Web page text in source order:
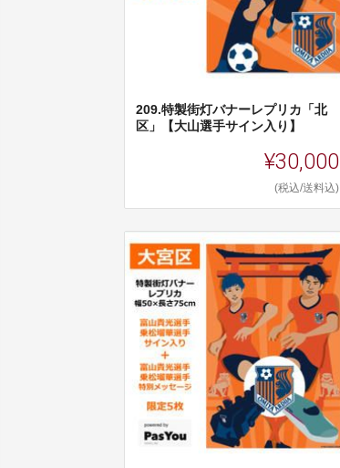
209.特製街灯バナーレプリカ「北
区」【大山選手サイン入り】
¥30,000
(税込/送料込)